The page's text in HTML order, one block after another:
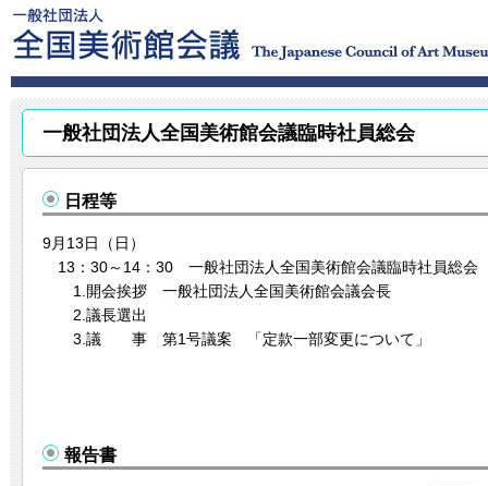
一般社団法人全国美術館会議臨時社員総会
日程等
9月13日（日）
13：30～14：30 一般社団法人全国美術館会議臨時社員総会
1.開会挨拶 一般社団法人全国美術館会議会長
2.議長選出
3.議 事 第1号議案 「定款一部変更について」
報告書